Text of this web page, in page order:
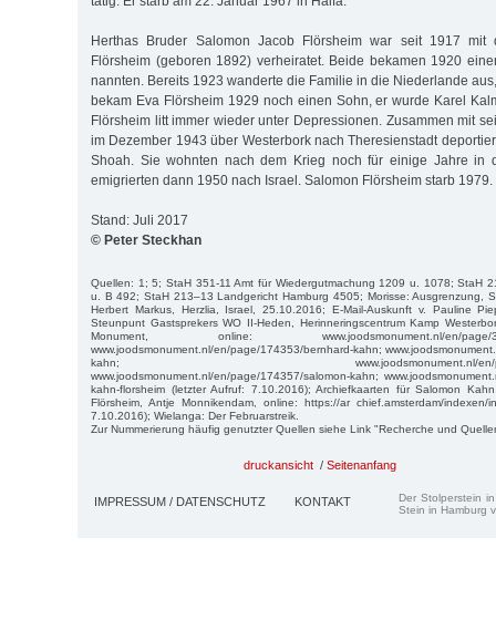
Herthas Bruder Salomon Jacob Flörsheim war seit 1917 mit
Flörsheim (geboren 1892) verheiratet. Beide bekamen 1920
nannten. Bereits 1923 wanderte die Familie in die Niederlande
bekam Eva Flörsheim 1929 noch einen Sohn, er wurde Karel
Flörsheim litt immer wieder unter Depressionen. Zusammen mit
im Dezember 1943 über Westerbork nach Theresienstadt
Shoah. Sie wohnten nach dem Krieg noch für einige Jahre in
emigrierten dann 1950 nach Israel. Salomon Flörsheim starb 1979.
Stand: Juli 2017
© Peter Steckhan
Quellen: 1; 5; StaH 351-11 Amt für Wiedergutmachung 1209 u. 1078; StaH
u. B 492; StaH 213–13 Landgericht Hamburg 4505; Morisse: Ausgrenzung,
Herbert Markus, Herzlia, Israel, 25.10.2016; E-Mail-Auskunft v. Pauline
Steunpunt Gastsprekers WO II-Heden, Herinneringscentrum Kamp
Monument, online: www.joodsmonument.nl/en/page/
www.joodsmonument.nl/en/page/174353/bernhard-kahn;
kahn; www.joodsmonument.nl/en/page/
www.joodsmonument.nl/en/page/174357/salomon-kahn;
kahn-florsheim (letzter Aufruf: 7.10.2016); Archiefkaarten für Salomon
Flörsheim, Antje Monnikendam, online: https://ar chief.amsterdam/indexen/
7.10.2016); Wielanga: Der Februarstreik.
Zur Nummerierung häufig genutzter Quellen siehe Link "Recherche und
druckansicht / Seitenanfang
IMPRESSUM / DATENSCHUTZ KONTAKT
Der Stolperstein
Stein in Hamburg